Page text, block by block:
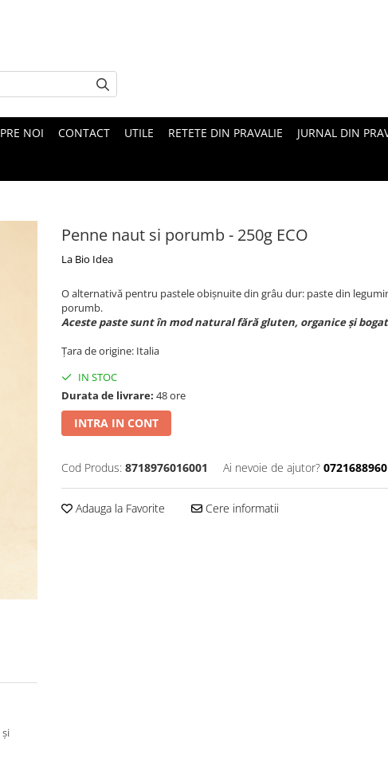
NOI CONTACT UTILE RETETE DIN PRAVALIE JURNAL DIN
Penne naut si porumb - 250g ECO
La Bio Idea
O alternativă pentru pastele obișnuite din grâu dur: paste din
porumb.
Aceste paste sunt în mod natural fără gluten, organice și
Țara de origine: Italia
IN STOC
Durata de livrare: 48 ore
INTRA IN CONT
Cod Produs: 8718976016001 Ai nevoie de ajutor? 0721688960
Adauga la Favorite Cere informatii